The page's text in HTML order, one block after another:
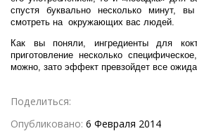
спустя буквально несколько минут,
смотреть на окружающих вас людей.
Как вы поняли, ингредиенты для
приготовление несколько
можно, зато эффект превзойдет все
Поделиться:
Опубликовано: 6 Февраля 2014